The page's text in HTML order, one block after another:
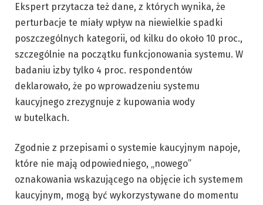
Ekspert przytacza też dane, z których wynika, że
perturbacje te miały wpływ na niewielkie spadki
poszczególnych kategorii, od kilku do około 10 proc.,
szczególnie na początku funkcjonowania systemu. W
badaniu izby tylko 4 proc. respondentów
deklarowało, że po wprowadzeniu systemu
kaucyjnego zrezygnuje z kupowania wody
w butelkach.
Zgodnie z przepisami o systemie kaucyjnym napoje,
które nie mają odpowiedniego, „nowego”
oznakowania wskazującego na objęcie ich systemem
kaucyjnym, mogą być wykorzystywane do momentu